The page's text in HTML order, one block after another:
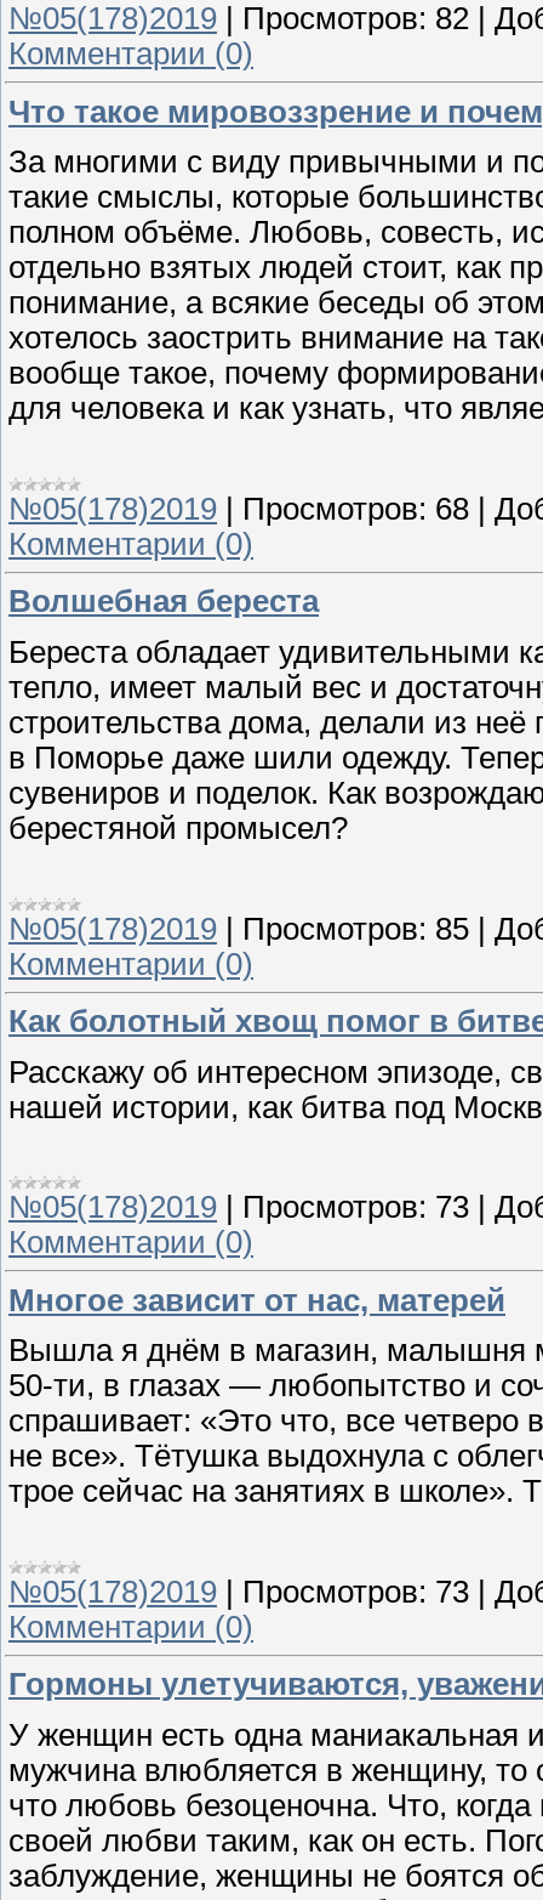
№05(178)2019 Просмотров: 82
Комментарии (0)
Что такое мировоззрение и
За многими с виду привычными и
такие смыслы, которые
полном объёме. Любовь, совесть,
отдельно взятых людей стоит, как
понимание, а всякие беседы об
хотелось заострить внимание на
вообще такое, почему
для человека и как узнать, что
№05(178)2019 Просмотров: 68
Комментарии (0)
Волшебная береста
Береста обладает удивительными
тепло, имеет малый вес и
строительства дома, делали из неё
в Поморье даже шили одежду.
сувениров и поделок. Как
берестяной промысел?
№05(178)2019 | Просмотров: 85 |
Комментарии (0)
Как болотный хвощ помог в
Расскажу об интересном эпизоде,
нашей истории, как битва под
№05(178)2019 Просмотров: 73
Комментарии (0)
Многое зависит от нас, матерей
Вышла я днём в магазин, малышня
50-ти, в глазах — любопытство и
спрашивает: «Это что, все
не все». Тётушка выдохнула с
трое сейчас на занятиях в школе».
№05(178)2019 Просмотров: 73
Комментарии (0)
Гормоны улетучиваются,
У женщин есть одна маниакальная
мужчина влюбляется в женщину, то
что любовь безоценочна. Что,
своей любви таким, как он есть.
заблуждение, женщины не боятся